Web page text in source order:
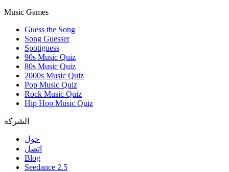
Music Games
Guess the Song
Song Guesser
Spotiguess
90s Music Quiz
80s Music Quiz
2000s Music Quiz
Pop Music Quiz
Rock Music Quiz
Hip Hop Music Quiz
الشركة
حول
اتصل
Blog
Seedance 2.5